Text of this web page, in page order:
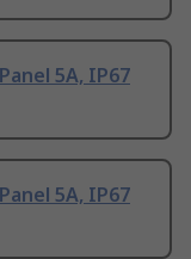
5A, IP67
5A, IP67